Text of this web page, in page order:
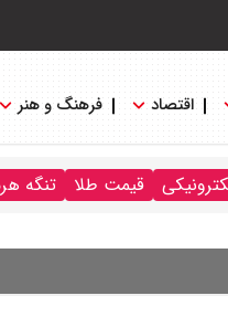
اقتصاد فرهنگ و هنر
قیمت طلا تنگه